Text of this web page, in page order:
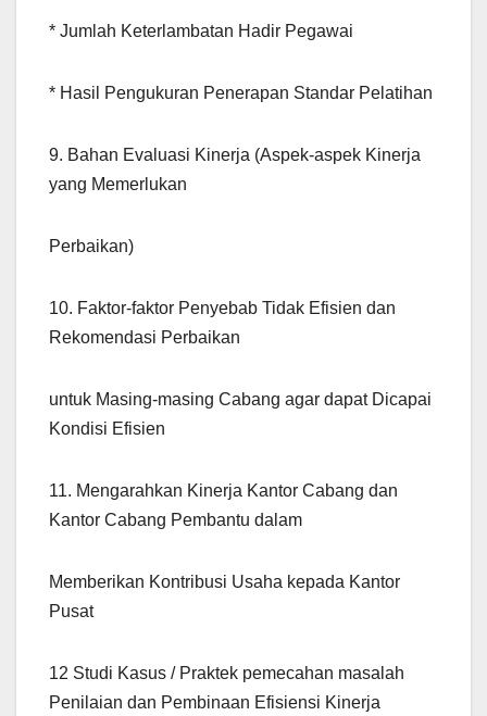
* Jumlah Keterlambatan Hadir Pegawai
* Hasil Pengukuran Penerapan Standar Pelatihan
9. Bahan Evaluasi Kinerja (Aspek-aspek Kinerja
yang Memerlukan
Perbaikan)
10. Faktor-faktor Penyebab Tidak Efisien dan
Rekomendasi Perbaikan
untuk Masing-masing Cabang agar dapat Dicapai
Kondisi Efisien
11. Mengarahkan Kinerja Kantor Cabang dan
Kantor Cabang Pembantu dalam
Memberikan Kontribusi Usaha kepada Kantor
Pusat
12 Studi Kasus / Praktek pemecahan masalah
Penilaian dan Pembinaan Efisiensi Kinerja